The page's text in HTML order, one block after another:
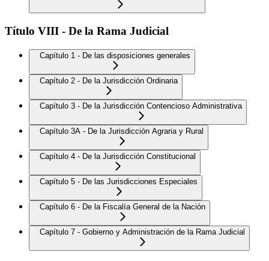
Título VIII - De la Rama Judicial
Capítulo 1 - De las disposiciones generales
Capítulo 2 - De la Jurisdicción Ordinaria
Capítulo 3 - De la Jurisdicción Contencioso Administrativa
Capítulo 3A - De la Jurisdicción Agraria y Rural
Capítulo 4 - De la Jurisdicción Constitucional
Capítulo 5 - De las Jurisdicciones Especiales
Capítulo 6 - De la Fiscalía General de la Nación
Capítulo 7 - Gobierno y Administración de la Rama Judicial